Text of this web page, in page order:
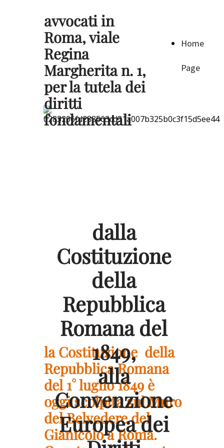
avvocati in
Roma, viale
Regina
Margherita n. 1,
per la tutela dei
diritti
fondamentali
Home
Page
dalla
Costituzione
della
Repubblica
Romana del
1849,
alla
Convenzione
Europea dei
la Costituzione della
Repubblica Romana
del 1° luglio 1849 è
oggi scolpita sul Muro
del Belvedere del
Gianicolo a Roma.